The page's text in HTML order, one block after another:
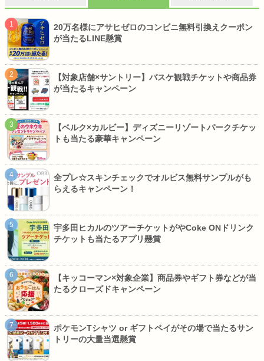
20万名様にアサヒゼロのコンビニ無料引換えクーポン
が当たるLINE懸賞
【対象店舗×サントリー】バスケ観戦チケットや商品券
が当たるキャンペーン
【ベルク×カルビー】ディズニーリゾートパークチケッ
トも当たる豪華キャンペーン
全プレ☆スキンチェックでオルビス無料サンプルがも
らえるキャンペーン！
宇多田ヒカルのツアーチケットがやCoke ONドリンク
チケットも当たるアプリ懸賞
【キッコーマン×対象企業】商品券やギフト券などが当
たるクローズドキャンペーン
ポケモンTシャツ or ギフトペイがその場で当たるサン
トリーの大量当選懸賞